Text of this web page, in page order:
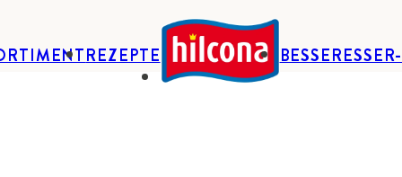
REZEPTE